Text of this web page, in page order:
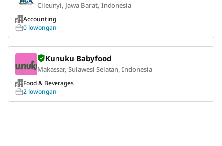
Cileunyi, Jawa Barat, Indonesia
Accounting
0 lowongan
Kunuku Babyfood
Makassar, Sulawesi Selatan, Indonesia
Food & Beverages
2 lowongan